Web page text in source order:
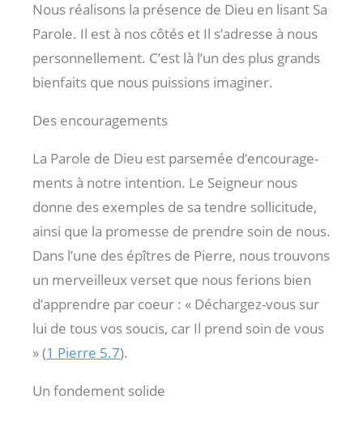
Nous réalisons la présence de Dieu en lisant Sa
Parole. Il est à nos côtés et Il s’adresse à nous
personnellement. C’est là l’un des plus grands
bienfaits que nous puissions imaginer.
Des encouragements
La Parole de Dieu est parsemée d’encourage-
ments à notre intention. Le Seigneur nous
donne des exemples de sa tendre sollicitude,
ainsi que la promesse de prendre soin de nous.
Dans l’une des épîtres de Pierre, nous trouvons
un merveilleux verset que nous ferions bien
d’apprendre par coeur : « Déchargez-vous sur
lui de tous vos soucis, car Il prend soin de vous
» (1 Pierre 5.7).
Un fondement solide